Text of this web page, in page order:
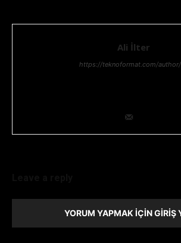
Ali İlter
https://teknoformat.com/
YORUM YAPMAK İÇIN GIRIŞ